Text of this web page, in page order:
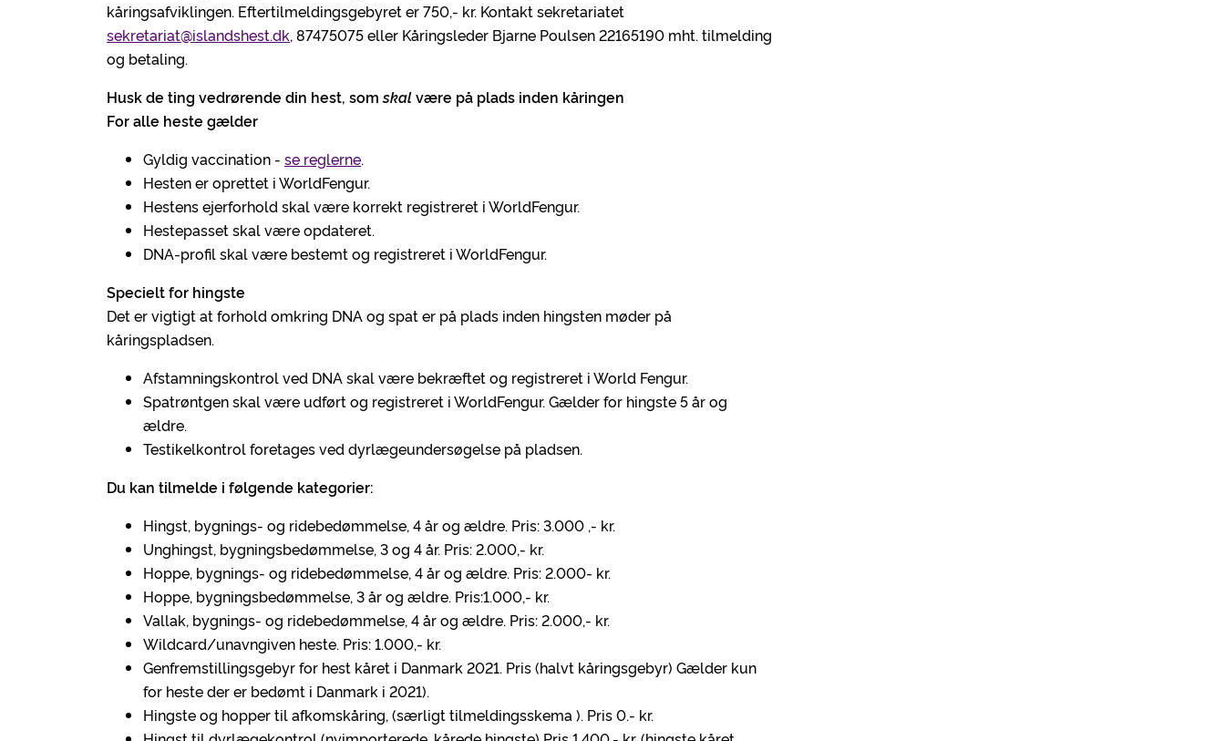
kåringsafviklingen. Eftertilmeldingsgebyret er 750,- kr. Kontakt sekretariatet
sekretariat@islandshest.dk, 87475075 eller Kåringsleder Bjarne Poulsen 22165190 mht. tilmelding
og betaling.
Husk de ting vedrørende din hest, somskalvære på plads inden kåringen
For alle heste gælder
Gyldig vaccination - se reglerne.
Hesten er oprettet i WorldFengur.
Hestens ejerforhold skal være korrekt registreret i WorldFengur.
Hestepasset skal være opdateret.
DNA-profil skal være bestemt og registreret i WorldFengur.
Specielt for hingste
Det er vigtigt at forhold omkring DNA og spat er på plads inden hingsten møder på
kåringspladsen.
Afstamningskontrol ved DNA skal være bekræftet og registreret i World Fengur.
Spatrøntgen skal være udført og registreret i WorldFengur. Gælder for hingste 5 år og
ældre.
Testikelkontrol foretages ved dyrlægeundersøgelse på pladsen.
Du kan tilmelde i følgende kategorier:
Hingst, bygnings- og ridebedømmelse, 4 år og ældre. Pris: 3.000 ,- kr.
Unghingst, bygningsbedømmelse, 3 og 4 år. Pris: 2.000,- kr.
Hoppe, bygnings- og ridebedømmelse, 4 år og ældre. Pris: 2.000- kr.
Hoppe, bygningsbedømmelse, 3 år og ældre. Pris:1.000,- kr.
Vallak, bygnings- og ridebedømmelse, 4 år og ældre. Pris: 2.000,- kr.
Wildcard/unavngiven heste. Pris: 1.000,- kr.
Genfremstillingsgebyr for hest kåret i Danmark 2021. Pris (halvt kåringsgebyr) Gælder kun
for heste der er bedømt i Danmark i 2021).
Hingste og hopper til afkomskåring, (særligt tilmeldingsskema ). Pris 0.- kr.